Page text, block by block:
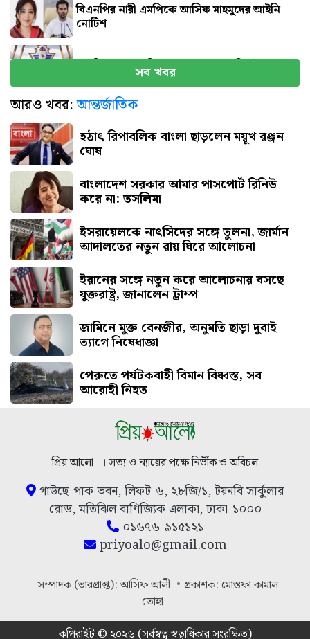
বিএনপির নারী এমপিকে আসিফ মাহমুদের আইনি
নোটিশ
সব বিমানবন্দরে নিরাপত্তা জোরদারের নির্দেশ
এসএসসি পরীক্ষার ফল প্রকাশের তারিখ ঘোষণা
সব খবর
আরও খবর:আন্তর্জাতিক
হঠাৎ রিপাবলিক বাংলা ছাড়লেন ময়ূখ রঞ্জন
ঘোষ
বাংলাদেশ সরকার আমার পাসপোর্ট রিনিউ
করে না: তসলিমা
ইসরায়েলকে নাৎসিদের সঙ্গে তুলনা, জার্মান
আদালতের নতুন রায় ঘিরে আলোচনা
ইরানের সঙ্গে নতুন করে আলোচনায় বসছে
যুক্তরাষ্ট্র, জানালেন ট্রাম্প
জামিনে মুক্ত বেনজীর, অনুমতি ছাড়া দুবাই
ত্যাগে নিষেধাজ্ঞা
পেরুতে পর্যটকবাহী বিমান বিধ্বস্ত, সব
আরোহী নিহত
প্রিয় আলো ।। সত্য ও ন্যায়ের পক্ষে নির্ভীক ও অবিচল
গাউছে-পাক ভবন, লিফট-৬, ২৮জি/১, টয়নবি সার্কুলার
রোড, মতিঝিল বাণিজ্যিক এলাকা, ঢাকা-১০০০
০১৬৭৬-৯১৫১২১
priyoalo@gmail.com
সম্পাদক (ভারপ্রাপ্ত): আসিফ আলী
প্রকাশক: মোস্তফা কামাল
তোহা
কপিরাইট © ২০২৬ (সর্বস্বত্ব স্বত্বাধিকার সংরক্ষিত)